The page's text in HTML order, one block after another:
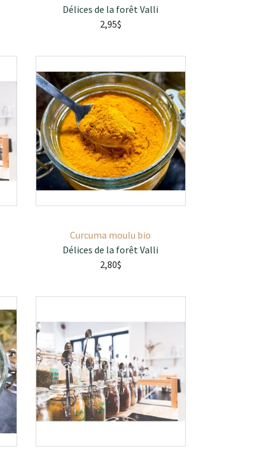
Délices de la forêt Valli
2,95$
Curcuma moulu bio
Délices de la forêt Valli
2,80$